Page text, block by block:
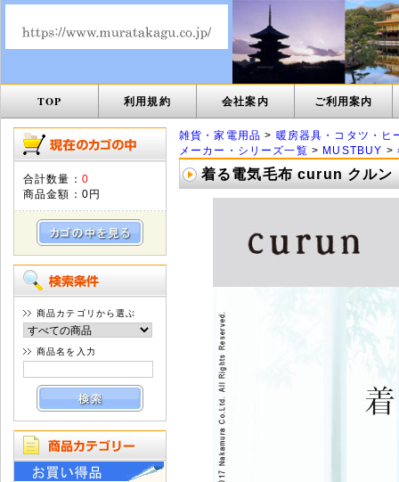
TOP 利用規約 会社案内 ご利用案内
合計数量： 0
商品金額： 0円
商品カテゴリから選ぶ
商品名を入力
雑貨・家電用品 > 暖房器具・コタツ・ヒ
メーカー・シリーズ一覧 > MUSTBUY >
着る電気毛布 curun クルン